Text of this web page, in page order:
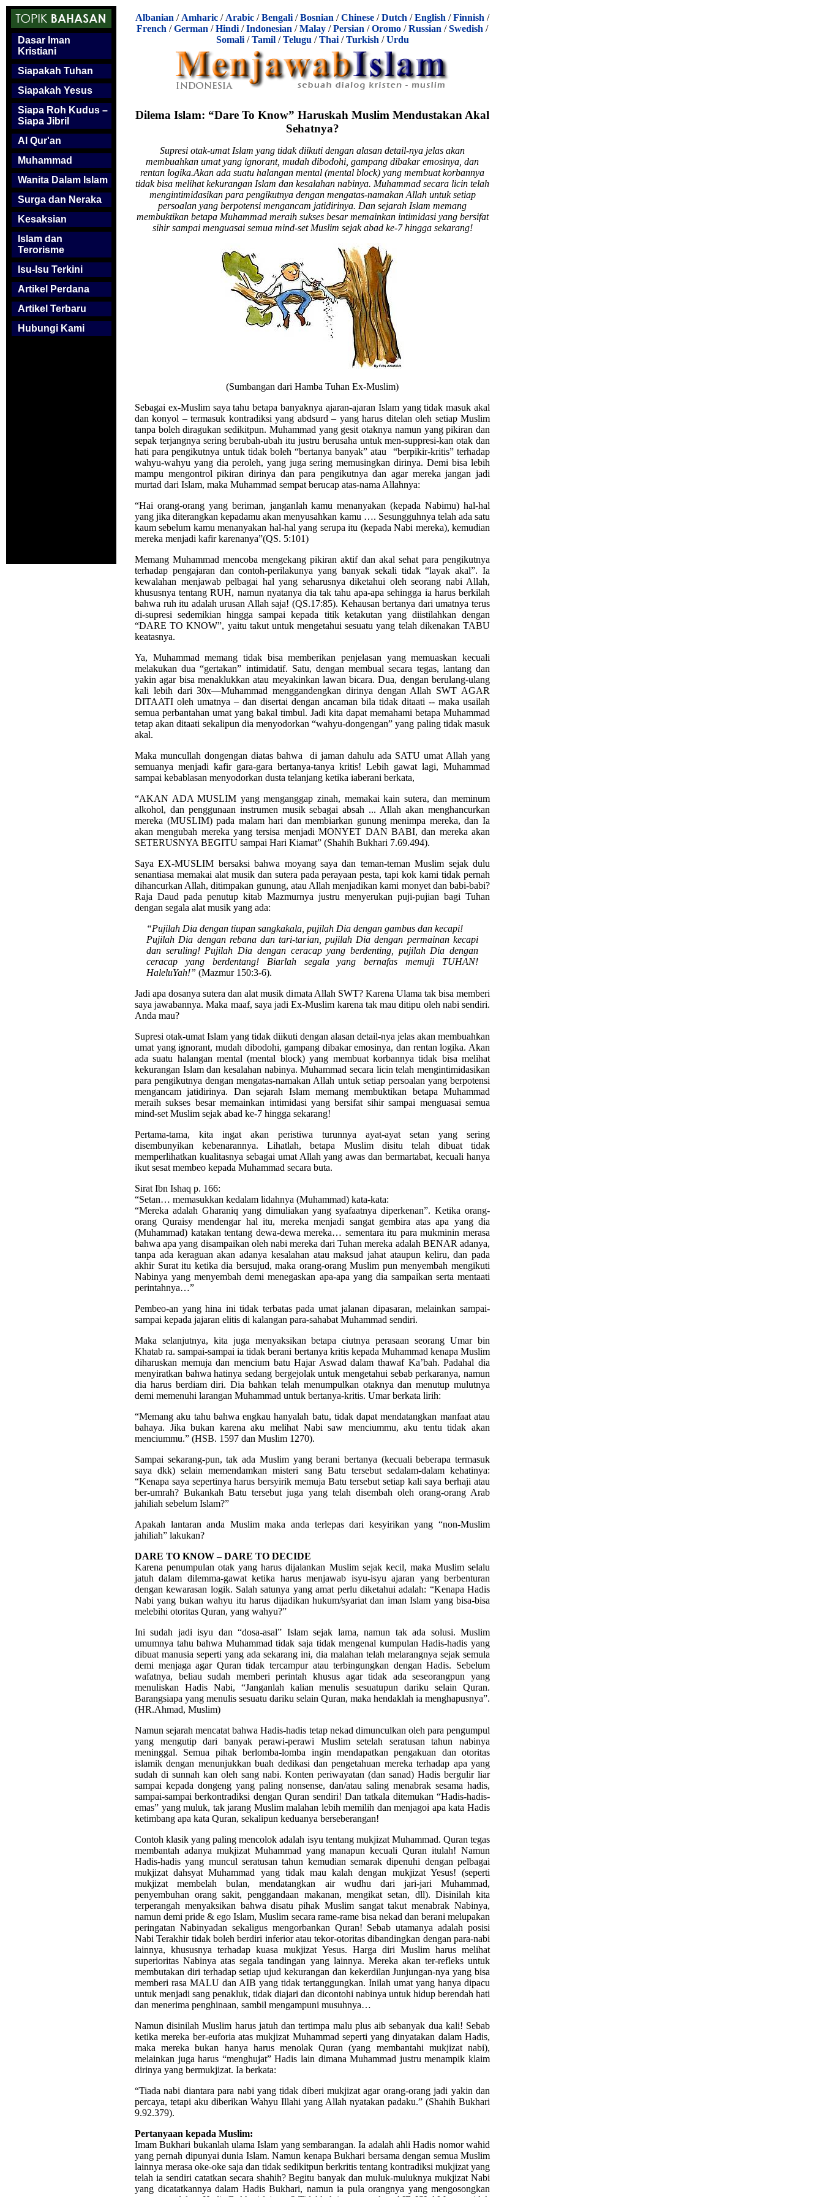
Dasar Iman
Kristiani
Siapakah Tuhan
Siapakah Yesus
Siapa Roh Kudus –
Siapa Jibril
Al Qur'an
Muhammad
Wanita Dalam Islam
Surga dan Neraka
Kesaksian
Islam dan
Terorisme
Isu-Isu Terkini
Artikel Perdana
Artikel Terbaru
Hubungi Kami
Albanian / Amharic / Arabic /Bengali /Bosnian /Chinese /Dutch /English /Finnish /
French /German /Hindi /Indonesian /Malay /Persian /Oromo /Russian /Swedish /
Somali/Tamil/Telugu /Thai/Turkish /Urdu
Dilema Islam: “Dare To Know” Haruskah Muslim Mendustakan Akal
Sehatnya?
Supresi otak-umat Islam yang tidak diikuti dengan alasan detail-nya jelas akan
membuahkan umat yang ignorant, mudah dibodohi, gampang dibakar emosinya, dan
rentan logika.Akan ada suatu halangan mental (mental block) yang membuat korbannya
tidak bisa melihat kekurangan Islam dan kesalahan nabinya. Muhammad secara licin telah
mengintimidasikan para pengikutnya dengan mengatas-namakan Allah untuk setiap
persoalan yang berpotensi mengancam jatidirinya. Dan sejarah Islam memang
membuktikan betapa Muhammad meraih sukses besar memainkan intimidasi yang bersifat
sihir sampai menguasai semua mind-set Muslim sejak abad ke-7 hingga sekarang!
(Sumbangan dari Hamba Tuhan Ex-Muslim)
Sebagai ex-Muslim saya tahu betapa banyaknya ajaran-ajaran Islam yang tidak masuk akal
dan konyol – termasuk kontradiksi yang abdsurd – yang harus ditelan oleh setiap Muslim
tanpa boleh diragukan sedikitpun. Muhammad yang gesit otaknya namun yang pikiran dan
sepak terjangnya sering berubah-ubah itu justru berusaha untuk men-suppresi-kan otak dan
hati para pengikutnya untuk tidak boleh “bertanya banyak” atau “berpikir-kritis” terhadap
wahyu-wahyu yang dia peroleh, yang juga sering memusingkan dirinya. Demi bisa lebih
mampu mengontrol pikiran dirinya dan para pengikutnya dan agar mereka jangan jadi
murtad dari Islam, maka Muhammad sempat berucap atas-nama Allahnya:
“Hai orang-orang yang beriman, janganlah kamu menanyakan (kepada Nabimu) hal-hal
yang jika diterangkan kepadamu akan menyusahkan kamu …. Sesungguhnya telah ada satu
kaum sebelum kamu menanyakan hal-hal yang serupa itu (kepada Nabi mereka), kemudian
mereka menjadi kafir karenanya”(QS. 5:101)
Memang Muhammad mencoba mengekang pikiran aktif dan akal sehat para pengikutnya
terhadap pengajaran dan contoh-perilakunya yang banyak sekali tidak “layak akal”. Ia
kewalahan menjawab pelbagai hal yang seharusnya diketahui oleh seorang nabi Allah,
khususnya tentang RUH, namun nyatanya dia tak tahu apa-apa sehingga ia harus berkilah
bahwa ruh itu adalah urusan Allah saja! (QS.17:85). Kehausan bertanya dari umatnya terus
di-supresi sedemikian hingga sampai kepada titik ketakutan yang diistilahkan dengan
“DARE TO KNOW”, yaitu takut untuk mengetahui sesuatu yang telah dikenakan TABU
keatasnya.
Ya, Muhammad memang tidak bisa memberikan penjelasan yang memuaskan kecuali
melakukan dua “gertakan” intimidatif. Satu, dengan membual secara tegas, lantang dan
yakin agar bisa menaklukkan atau meyakinkan lawan bicara. Dua, dengan berulang-ulang
kali lebih dari 30x—Muhammad menggandengkan dirinya dengan Allah SWT AGAR
DITAATI oleh umatnya – dan disertai dengan ancaman bila tidak ditaati -- maka usailah
semua perbantahan umat yang bakal timbul. Jadi kita dapat memahami betapa Muhammad
tetap akan ditaati sekalipun dia menyodorkan “wahyu-dongengan” yang paling tidak masuk
akal.
Maka muncullah dongengan diatas bahwa di jaman dahulu ada SATU umat Allah yang
semuanya menjadi kafir gara-gara bertanya-tanya kritis! Lebih gawat lagi, Muhammad
sampai kebablasan menyodorkan dusta telanjang ketika iaberani berkata,
“AKAN ADA MUSLIM yang menganggap zinah, memakai kain sutera, dan meminum
alkohol, dan penggunaan instrumen musik sebagai absah ... Allah akan menghancurkan
mereka (MUSLIM) pada malam hari dan membiarkan gunung menimpa mereka, dan Ia
akan mengubah mereka yang tersisa menjadi MONYET DAN BABI, dan mereka akan
SETERUSNYA BEGITU sampai Hari Kiamat” (Shahih Bukhari 7.69.494).
Saya EX-MUSLIM bersaksi bahwa moyang saya dan teman-teman Muslim sejak dulu
senantiasa memakai alat musik dan sutera pada perayaan pesta, tapi kok kami tidak pernah
dihancurkan Allah, ditimpakan gunung, atau Allah menjadikan kami monyet dan babi-babi?
Raja Daud pada penutup kitab Mazmurnya justru menyerukan puji-pujian bagi Tuhan
dengan segala alat musik yang ada:
“Pujilah Dia dengan tiupan sangkakala, pujilah Dia dengan gambus dan kecapi!
Pujilah Dia dengan rebana dan tari-tarian, pujilah Dia dengan permainan kecapi
dan seruling! Pujilah Dia dengan ceracap yang berdenting, pujilah Dia dengan
ceracap yang berdentang! Biarlah segala yang bernafas memuji TUHAN!
HaleluYah!” (Mazmur 150:3-6).
Jadi apa dosanya sutera dan alat musik dimata Allah SWT? Karena Ulama tak bisa memberi
saya jawabannya. Maka maaf, saya jadi Ex-Muslim karena tak mau ditipu oleh nabi sendiri.
Anda mau?
Supresi otak-umat Islam yang tidak diikuti dengan alasan detail-nya jelas akan membuahkan
umat yang ignorant, mudah dibodohi, gampang dibakar emosinya, dan rentan logika. Akan
ada suatu halangan mental (mental block) yang membuat korbannya tidak bisa melihat
kekurangan Islam dan kesalahan nabinya. Muhammad secara licin telah mengintimidasikan
para pengikutnya dengan mengatas-namakan Allah untuk setiap persoalan yang berpotensi
mengancam jatidirinya. Dan sejarah Islam memang membuktikan betapa Muhammad
meraih sukses besar memainkan intimidasi yang bersifat sihir sampai menguasai semua
mind-set Muslim sejak abad ke-7 hingga sekarang!
Pertama-tama, kita ingat akan peristiwa turunnya ayat-ayat setan yang sering
disembunyikan kebenarannya. Lihatlah, betapa Muslim disitu telah dibuat tidak
memperlihatkan kualitasnya sebagai umat Allah yang awas dan bermartabat, kecuali hanya
ikut sesat membeo kepada Muhammad secara buta.
Sirat Ibn Ishaq p. 166:
“Setan… memasukkan kedalam lidahnya (Muhammad) kata-kata:
“Mereka adalah Gharaniq yang dimuliakan yang syafaatnya diperkenan”. Ketika orang-
orang Quraisy mendengar hal itu, mereka menjadi sangat gembira atas apa yang dia
(Muhammad) katakan tentang dewa-dewa mereka… sementara itu para mukminin merasa
bahwa apa yang disampaikan oleh nabi mereka dari Tuhan mereka adalah BENAR adanya,
tanpa ada keraguan akan adanya kesalahan atau maksud jahat ataupun keliru, dan pada
akhir Surat itu ketika dia bersujud, maka orang-orang Muslim pun menyembah mengikuti
Nabinya yang menyembah demi menegaskan apa-apa yang dia sampaikan serta mentaati
perintahnya…”
Pembeo-an yang hina ini tidak terbatas pada umat jalanan dipasaran, melainkan sampai-
sampai kepada jajaran elitis di kalangan para-sahabat Muhammad sendiri.
Maka selanjutnya, kita juga menyaksikan betapa ciutnya perasaan seorang Umar bin
Khatab ra. sampai-sampai ia tidak berani bertanya kritis kepada Muhammad kenapa Muslim
diharuskan memuja dan mencium batu Hajar Aswad dalam thawaf Ka’bah. Padahal dia
menyiratkan bahwa hatinya sedang bergejolak untuk mengetahui sebab perkaranya, namun
dia harus berdiam diri. Dia bahkan telah menumpulkan otaknya dan menutup mulutnya
demi memenuhi larangan Muhammad untuk bertanya-kritis. Umar berkata lirih:
“Memang aku tahu bahwa engkau hanyalah batu, tidak dapat mendatangkan manfaat atau
bahaya. Jika bukan karena aku melihat Nabi saw menciummu, aku tentu tidak akan
menciummu.” (HSB. 1597 dan Muslim 1270).
Sampai sekarang-pun, tak ada Muslim yang berani bertanya (kecuali beberapa termasuk
saya dkk) selain memendamkan misteri sang Batu tersebut sedalam-dalam kehatinya:
“Kenapa saya sepertinya harus bersyirik memuja Batu tersebut setiap kali saya berhaji atau
ber-umrah? Bukankah Batu tersebut juga yang telah disembah oleh orang-orang Arab
jahiliah sebelum Islam?”
Apakah lantaran anda Muslim maka anda terlepas dari kesyirikan yang “non-Muslim
jahiliah” lakukan?
DARE TO KNOW – DARE TO DECIDE
Karena penumpulan otak yang harus dijalankan Muslim sejak kecil, maka Muslim selalu
jatuh dalam dilemma-gawat ketika harus menjawab isyu-isyu ajaran yang berbenturan
dengan kewarasan logik. Salah satunya yang amat perlu diketahui adalah: “Kenapa Hadis
Nabi yang bukan wahyu itu harus dijadikan hukum/syariat dan iman Islam yang bisa-bisa
melebihi otoritas Quran, yang wahyu?”
Ini sudah jadi isyu dan “dosa-asal” Islam sejak lama, namun tak ada solusi. Muslim
umumnya tahu bahwa Muhammad tidak saja tidak mengenal kumpulan Hadis-hadis yang
dibuat manusia seperti yang ada sekarang ini, dia malahan telah melarangnya sejak semula
demi menjaga agar Quran tidak tercampur atau terbingungkan dengan Hadis. Sebelum
wafatnya, beliau sudah memberi perintah khusus agar tidak ada seseorangpun yang
menuliskan Hadis Nabi, “Janganlah kalian menulis sesuatupun dariku selain Quran.
Barangsiapa yang menulis sesuatu dariku selain Quran, maka hendaklah ia menghapusnya”.
(HR.Ahmad, Muslim)
Namun sejarah mencatat bahwa Hadis-hadis tetap nekad dimunculkan oleh para pengumpul
yang mengutip dari banyak perawi-perawi Muslim setelah seratusan tahun nabinya
meninggal. Semua pihak berlomba-lomba ingin mendapatkan pengakuan dan otoritas
islamik dengan menunjukkan buah dedikasi dan pengetahuan mereka terhadap apa yang
sudah di sunnah kan oleh sang nabi. Konten periwayatan (dan sanad) Hadis bergulir liar
sampai kepada dongeng yang paling nonsense, dan/atau saling menabrak sesama hadis,
sampai-sampai berkontradiksi dengan Quran sendiri! Dan tatkala ditemukan “Hadis-hadis-
emas” yang muluk, tak jarang Muslim malahan lebih memilih dan menjagoi apa kata Hadis
ketimbang apa kata Quran, sekalipun keduanya berseberangan!
Contoh klasik yang paling mencolok adalah isyu tentang mukjizat Muhammad. Quran tegas
membantah adanya mukjizat Muhammad yang manapun kecuali Quran itulah! Namun
Hadis-hadis yang muncul seratusan tahun kemudian semarak dipenuhi dengan pelbagai
mukjizat dahsyat Muhammad yang tidak mau kalah dengan mukjizat Yesus! (seperti
mukjizat membelah bulan, mendatangkan air wudhu dari jari-jari Muhammad,
penyembuhan orang sakit, penggandaan makanan, mengikat setan, dll). Disinilah kita
terperangah menyaksikan bahwa disatu pihak Muslim sangat takut menabrak Nabinya,
namun demi pride & ego Islam, Muslim secara rame-rame bisa nekad dan berani melupakan
peringatan Nabinyadan sekaligus mengorbankan Quran! Sebab utamanya adalah posisi
Nabi Terakhir tidak boleh berdiri inferior atau tekor-otoritas dibandingkan dengan para-nabi
lainnya, khususnya terhadap kuasa mukjizat Yesus. Harga diri Muslim harus melihat
superioritas Nabinya atas segala tandingan yang lainnya. Mereka akan ter-refleks untuk
membutakan diri terhadap setiap ujud kekurangan dan kekerdilan Junjungan-nya yang bisa
memberi rasa MALU dan AIB yang tidak tertanggungkan. Inilah umat yang hanya dipacu
untuk menjadi sang penakluk, tidak diajari dan dicontohi nabinya untuk hidup berendah hati
dan menerima penghinaan, sambil mengampuni musuhnya…
Namun disinilah Muslim harus jatuh dan tertimpa malu plus aib sebanyak dua kali! Sebab
ketika mereka ber-euforia atas mukjizat Muhammad seperti yang dinyatakan dalam Hadis,
maka mereka bukan hanya harus menolak Quran (yang membantahi mukjizat nabi),
melainkan juga harus “menghujat” Hadis lain dimana Muhammad justru menampik klaim
dirinya yang bermukjizat. Ia berkata:
“Tiada nabi diantara para nabi yang tidak diberi mukjizat agar orang-orang jadi yakin dan
percaya, tetapi aku diberikan Wahyu Illahi yang Allah nyatakan padaku.” (Shahih Bukhari
9.92.379).
Pertanyaan kepada Muslim:
Imam Bukhari bukanlah ulama Islam yang sembarangan. Ia adalah ahli Hadis nomor wahid
yang pernah dipunyai dunia Islam. Namun kenapa Bukhari bersama dengan semua Muslim
lainnya merasa oke-oke saja dan tidak sedikitpun berkritis tentang kontradiksi mukjizat yang
telah ia sendiri catatkan secara shahih? Begitu banyak dan muluk-muluknya mukjizat Nabi
yang dicatatkannya dalam Hadis Bukhari, namun ia pula orangnya yang mengosongkan